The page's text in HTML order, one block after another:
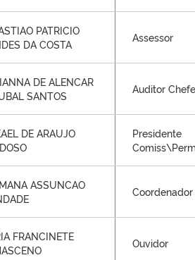
PATRICIO
DA COSTA
Assessor
DE ALENCAR
SANTOS
Auditor Chefe
DE ARAUJO
Presidente
ASSUNCAO
Coordenador
FRANCINETE
Ouvidor